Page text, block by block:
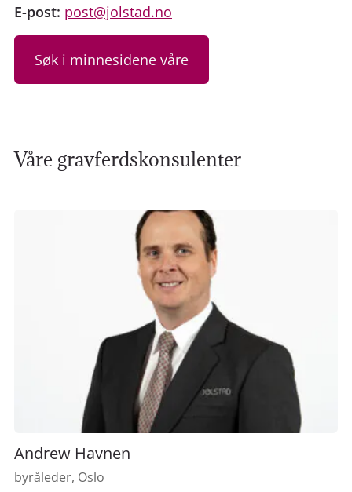
E-post: post@jolstad.no
Søk i minnesidene våre
Våre gravferdskonsulenter
Andrew Havnen
byråleder, Oslo